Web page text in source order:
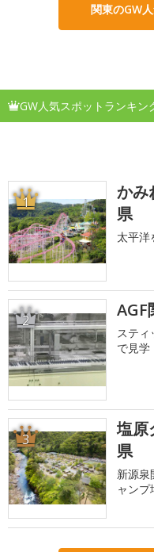
関東のGW
GW人気スポットランキン
1
かみ
県
太平洋
2 AGF
スティ
で見学
3
塩原
県
新源泉
ャンプ